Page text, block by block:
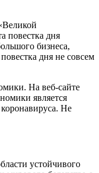
повестка дня
бизнеса,
дня не совсем
На веб-сайте
является
Не
устойчивого